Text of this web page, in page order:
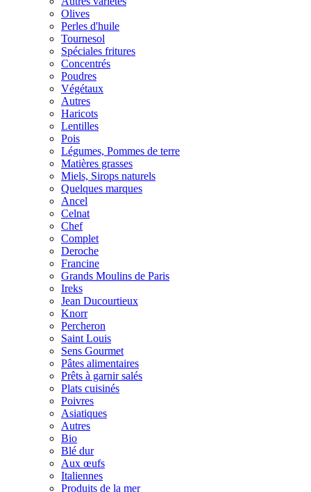
Olives
Perles d'huile
Tournesol
Spéciales fritures
Concentrés
Poudres
Végétaux
Autres
Haricots
Lentilles
Pois
Légumes, Pommes de terre
Matières grasses
Miels, Sirops naturels
Quelques marques
Ancel
Celnat
Chef
Complet
Deroche
Francine
Grands Moulins de Paris
Ireks
Jean Ducourtieux
Knorr
Percheron
Saint Louis
Sens Gourmet
Pâtes alimentaires
Prêts à garnir salés
Plats cuisinés
Poivres
Asiatiques
Autres
Bio
Blé dur
Aux œufs
Italiennes
Produits de la mer